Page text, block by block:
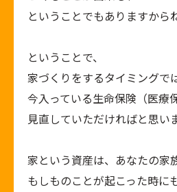
ということでもありますから
ということで、
家づくりをするタイミングで
今入っている生命保険（医療
見直していただければと思い
家という資産は、あなたの家
もしものことが起こった時にも